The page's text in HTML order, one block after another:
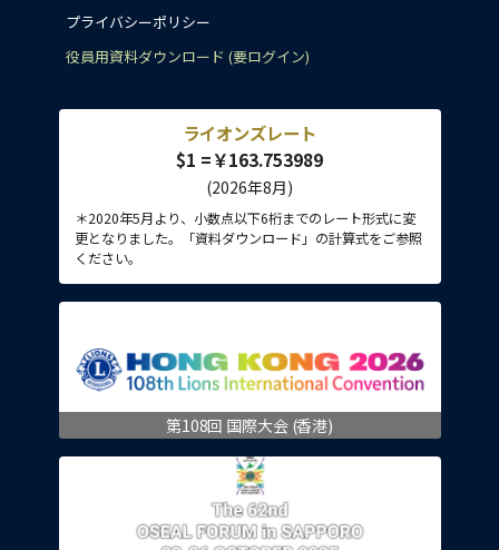
プライバシーポリシー
役員用資料ダウンロード (要ログイン)
ライオンズレート
$1 =￥163.753989
(2026年8月)
＊2020年5月より、小数点以下6桁までのレート形式に変
更となりました。「資料ダウンロード」の計算式をご参照
ください。
第108回 国際大会 (香港)